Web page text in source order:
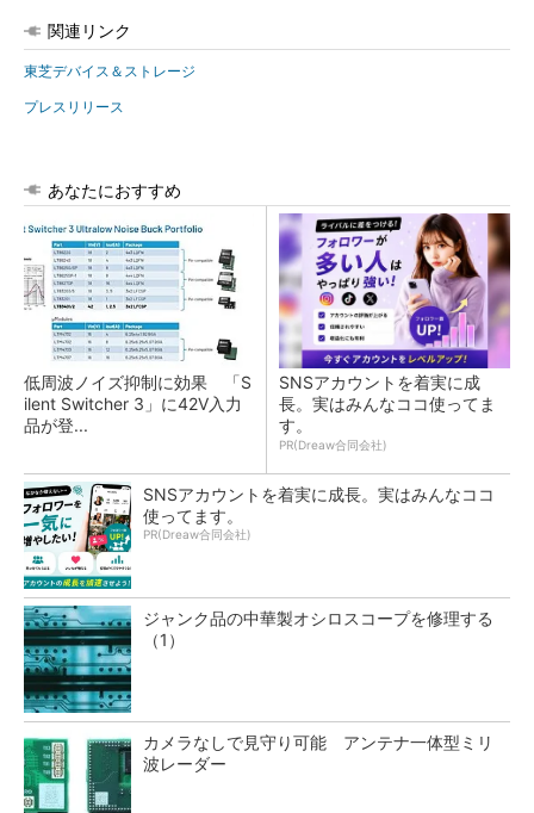
関連リンク
東芝デバイス＆ストレージ
プレスリリース
あなたにおすすめ
低周波ノイズ抑制に効果 「S
ilent Switcher 3」に42V入力
品が登...
SNSアカウントを着実に成
長。実はみんなココ使ってま
す。
PR(Dreaw合同会社)
SNSアカウントを着実に成長。実はみんなココ
使ってます。
PR(Dreaw合同会社)
ジャンク品の中華製オシロスコープを修理する
（1）
カメラなしで見守り可能 アンテナ一体型ミリ
波レーダー